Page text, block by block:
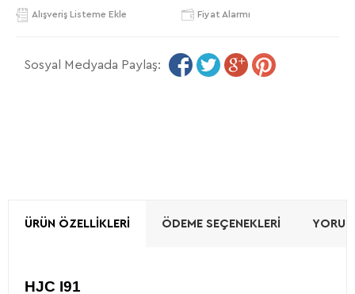
Alışveriş Listeme Ekle Fiyat Alarmı
Sosyal Medyada Paylaş:
ÜRÜN ÖZELLIKLERI ÖDEME SEÇENEKLERI
HJC I91